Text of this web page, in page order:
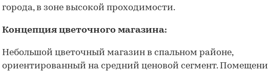
города, в зоне высокой проходимости.
Концепция цветочного магазина:
Небольшой цветочный магазин в спальном районе,
ориентированный на средний ценовой сегмент.